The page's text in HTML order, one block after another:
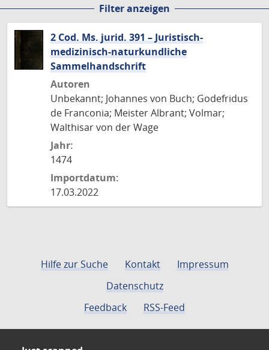
Filter anzeigen
2 Cod. Ms. jurid. 391 – Juristisch-
medizinisch-naturkundliche
Sammelhandschrift
Autoren
Unbekannt; Johannes von Buch; Godefridus
de Franconia; Meister Albrant; Volmar;
Walthisar von der Wage
Jahr:
1474
Importdatum:
17.03.2022
Hilfe zur Suche Kontakt
Impressum
Datenschutz
Feedback
RSS-Feed